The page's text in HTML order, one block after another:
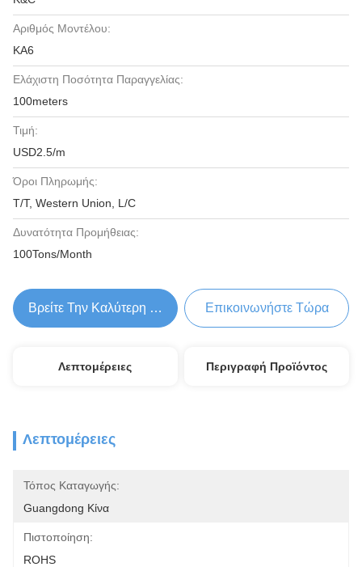
Αριθμός Μοντέλου:
KA6
Ελάχιστη Ποσότητα Παραγγελίας:
100meters
Τιμή:
USD2.5/m
Όροι Πληρωμής:
T/T, Western Union, L/C
Δυνατότητα Προμήθειας:
100Tons/Month
Βρείτε Την Καλύτερη Τιμή Επικοινωνήστε Τώρα
Λεπτομέρειες Περιγραφή Προϊόντος
Λεπτομέρειες
Τόπος Καταγωγής:
Guangdong Κίνα
Πιστοποίηση:
ROHS